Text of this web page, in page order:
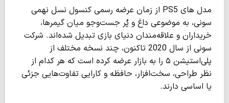
مدل های PS5 از زمان عرضه رسمی کنسول نسل نهمی
سونی، به موضوعی داغ و پُر جست‌وجو میان گیمرها،
خریداران و علاقه‌مندان دنیای بازی تبدیل شده‌اند. شرکت
سونی از سال 2020 تاکنون، چند نسخه مختلف از
پلی‌استیشن ۵ را به بازار عرضه کرده است که هر کدام از
نظر طراحی، سخت‌افزار، حافظه و کارایی تفاوت‌هایی جزئی
یا اساسی دارند.